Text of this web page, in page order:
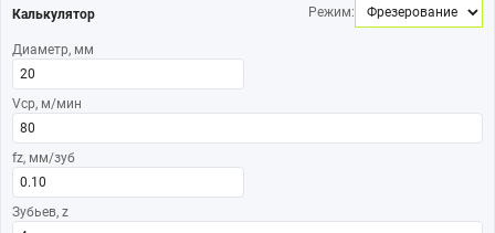
Калькулятор Режим:
Диаметр, мм
Vср, м/мин
fz, мм/зуб
Зубьев, z